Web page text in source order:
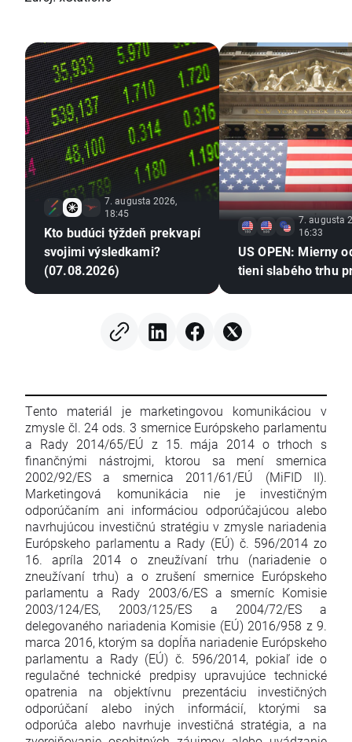
7. augusta 2026,
18:45
Kto budúci týždeň prekvapí
svojimi výsledkami?
(07.08.2026)
7. augusta
16:33
US OPEN: Mierny
tieni slabého trhu
Tento materiál je marketingovou komunikáciou v
zmysle čl. 24 ods. 3 smernice Európskeho parlamentu
a Rady 2014/65/EÚ z 15. mája 2014 o trhoch s
finančnými nástrojmi, ktorou sa mení smernica
2002/92/ES a smernica 2011/61/EÚ (MiFID II).
Marketingová komunikácia nie je investičným
odporúčaním ani informáciou odporúčajúcou alebo
navrhujúcou investičnú stratégiu v zmysle nariadenia
Európskeho parlamentu a Rady (EÚ) č. 596/2014 zo
16. apríla 2014 o zneužívaní trhu (nariadenie o
zneužívaní trhu) a o zrušení smernice Európskeho
parlamentu a Rady 2003/6/ES a smerníc Komisie
2003/124/ES, 2003/125/ES a 2004/72/ES a
delegovaného nariadenia Komisie (EÚ) 2016/958 z 9.
marca 2016, ktorým sa dopĺňa nariadenie Európskeho
parlamentu a Rady (EÚ) č. 596/2014, pokiaľ ide o
regulačné technické predpisy upravujúce technické
opatrenia na objektívnu prezentáciu investičných
odporúčaní alebo iných informácií, ktorými sa
odporúča alebo navrhuje investičná stratégia, a na